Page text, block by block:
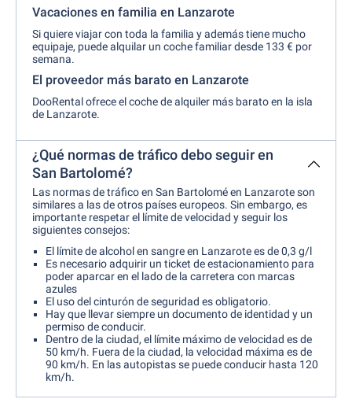
Vacaciones en familia en Lanzarote
Si quiere viajar con toda la familia y además tiene mucho
equipaje, puede alquilar un coche familiar desde 133 € por
semana.
El proveedor más barato en Lanzarote
DooRental ofrece el coche de alquiler más barato en la isla
de Lanzarote.
¿Qué normas de tráfico debo seguir en
San Bartolomé?
Las normas de tráfico en San Bartolomé en Lanzarote son
similares a las de otros países europeos. Sin embargo, es
importante respetar el límite de velocidad y seguir los
siguientes consejos:
El límite de alcohol en sangre en Lanzarote es de 0,3 g/l
Es necesario adquirir un ticket de estacionamiento para
poder aparcar en el lado de la carretera con marcas
azules
El uso del cinturón de seguridad es obligatorio.
Hay que llevar siempre un documento de identidad y un
permiso de conducir.
Dentro de la ciudad, el límite máximo de velocidad es de
50 km/h. Fuera de la ciudad, la velocidad máxima es de
90 km/h. En las autopistas se puede conducir hasta 120
km/h.